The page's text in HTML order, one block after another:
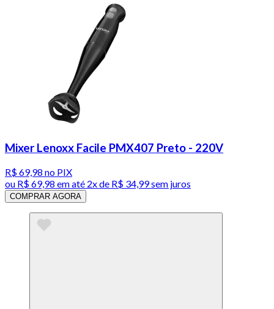
Mixer Lenoxx Facile PMX407 Preto - 220V
R$ 69,98 no PIX
ou R$ 69,98 em até 2x de R$ 34,99 sem juros
COMPRAR AGORA